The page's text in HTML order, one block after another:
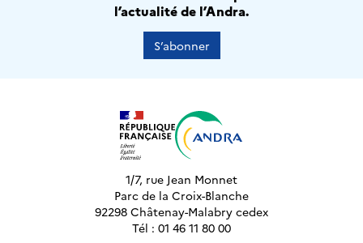
l’actualité de l’Andra.
S’abonner
1/7, rue Jean Monnet
Parc de la Croix-Blanche
92298 Châtenay-Malabry cedex
Tél : 01 46 11 80 00